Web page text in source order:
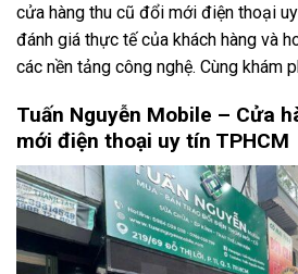
cửa hàng thu cũ đổi mới điện thoại
đánh giá thực tế của khách hàng và
các nền tảng công nghệ. Cùng khám
Tuấn Nguyễn Mobile – Cửa
mới điện thoại uy tín TPHCM